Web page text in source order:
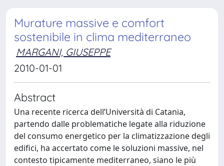
Murature massive e comfort
sostenibile in clima mediterraneo
MARGANI, GIUSEPPE
2010-01-01
Abstract
Una recente ricerca dell’Università di Catania,
partendo dalle problematiche legate alla riduzione
del consumo energetico per la climatizzazione degli
edifici, ha accertato come le soluzioni massive, nel
contesto tipicamente mediterraneo, siano le più